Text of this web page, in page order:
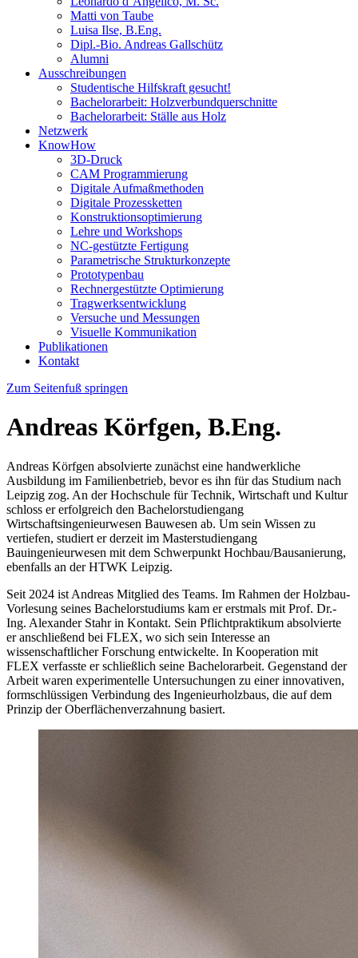
Matti von Taube
Luisa Ilse, B.Eng.
Dipl.-Bio. Andreas Gallschütz
Alumni
Ausschreibungen
Studentische Hilfskraft gesucht!
Bachelorarbeit: Holzverbundquerschnitte
Bachelorarbeit: Ställe aus Holz
Netzwerk
KnowHow
3D-Druck
CAM Programmierung
Digitale Aufmaßmethoden
Digitale Prozessketten
Konstruktionsoptimierung
Lehre und Workshops
NC-gestützte Fertigung
Parametrische Strukturkonzepte
Prototypenbau
Rechnergestützte Optimierung
Tragwerksentwicklung
Versuche und Messungen
Visuelle Kommunikation
Publikationen
Kontakt
Zum Seitenfuß springen
Andreas Körfgen, B.Eng.
Andreas Körfgen absolvierte zunächst eine handwerkliche
Ausbildung im Familienbetrieb, bevor es ihn für das Studium nach
Leipzig zog. An der Hochschule für Technik, Wirtschaft und Kultur
schloss er erfolgreich den Bachelorstudiengang
Wirtschaftsingenieurwesen Bauwesen ab. Um sein Wissen zu
vertiefen, studiert er derzeit im Masterstudiengang
Bauingenieurwesen mit dem Schwerpunkt Hochbau/Bausanierung,
ebenfalls an der HTWK Leipzig.
Seit 2024 ist Andreas Mitglied des Teams. Im Rahmen der Holzbau-
Vorlesung seines Bachelorstudiums kam er erstmals mit Prof. Dr.-
Ing. Alexander Stahr in Kontakt. Sein Pflichtpraktikum absolvierte
er anschließend bei FLEX, wo sich sein Interesse an
wissenschaftlicher Forschung entwickelte. In Kooperation mit
FLEX verfasste er schließlich seine Bachelorarbeit. Gegenstand der
Arbeit waren experimentelle Untersuchungen zu einer innovativen,
formschlüssigen Verbindung des Ingenieurholzbaus, die auf dem
Prinzip der Oberflächenverzahnung basiert.